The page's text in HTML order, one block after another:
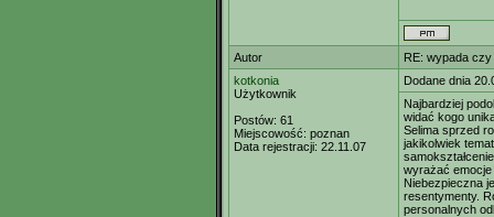
Autor
RE: wypada
kotkonia
Użytkownik
Postów: 61
Miejscowość: poznan
Data rejestracji: 22.11.07
Dodane dnia
Najbardziej
widać kogo
Selima sprzed
jakikolwiek
wyrażać
Niebezpieczna
resentymenty.
personalnych